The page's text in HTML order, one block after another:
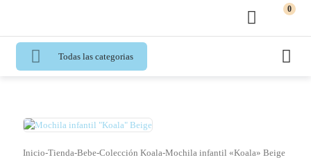
0
Todas las categorias
Inicio-Tienda-Bebe-Colección Koala-Mochila infantil «Koala» Beige